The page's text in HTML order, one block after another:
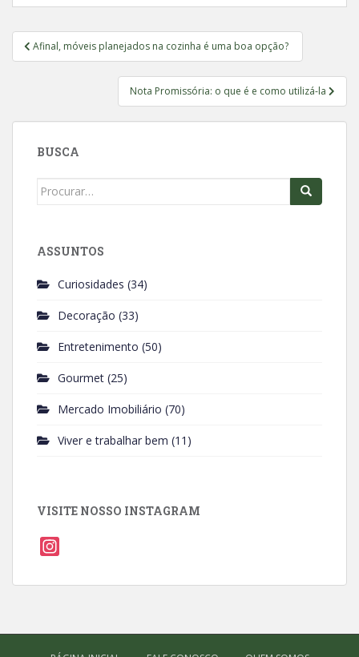
Navegação
de
Afinal, móveis planejados na cozinha é uma boa opção?
Nota Promissória: o que é e como utilizá-la
BUSCA
Search
ASSUNTOS
Curiosidades (34)
Decoração (33)
Entretenimento (50)
Gourmet (25)
Mercado Imobiliário (70)
Viver e trabalhar bem (11)
VISITE NOSSO INSTAGRAM
s